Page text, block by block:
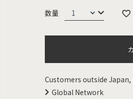
Customers outside
Global Network